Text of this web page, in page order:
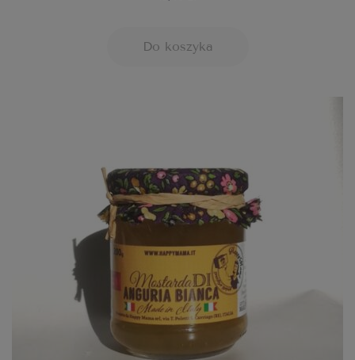
Do koszyka